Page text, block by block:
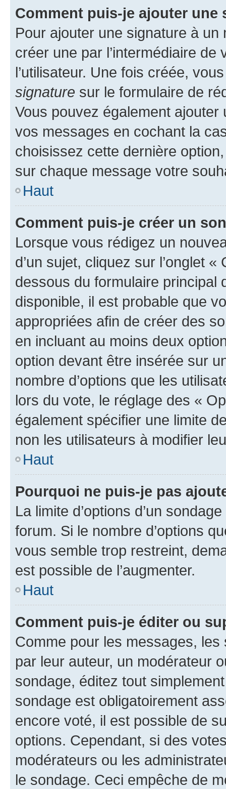
Comment puis-je ajouter une
Pour ajouter une signature à un
créer une par l’intermédiaire
l’utilisateur. Une fois créée,
signature sur le formulaire de
Vous pouvez également
vos messages en cochant la
choisissez cette dernière
sur chaque message votre
Haut
Comment puis-je créer un
Lorsque vous rédigez un
d’un sujet, cliquez sur l’onglet
dessous du formulaire principal
disponible, il est probable que
appropriées afin de créer des
en incluant au moins deux
option devant être insérée sur
nombre d’options que les
lors du vote, le réglage des «
également spécifier une limite
non les utilisateurs à modifier
Haut
Pourquoi ne puis-je pas
La limite d’options d’un
forum. Si le nombre d’options
vous semble trop restreint,
est possible de l’augmenter.
Haut
Comment puis-je éditer ou
Comme pour les messages,
par leur auteur, un modérateur
sondage, éditez tout
sondage est obligatoirement
encore voté, il est possible de
options. Cependant, si des
modérateurs ou les
le sondage. Ceci empêche de